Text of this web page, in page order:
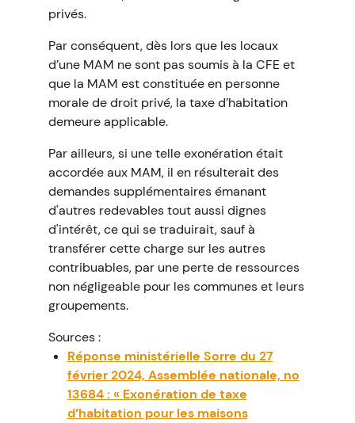
privés.
Par conséquent, dès lors que les locaux
d’une MAM ne sont pas soumis à la CFE et
que la MAM est constituée en personne
morale de droit privé, la taxe d’habitation
demeure applicable.
Par ailleurs, si une telle exonération était
accordée aux MAM, il en résulterait des
demandes supplémentaires émanant
d'autres redevables tout aussi dignes
d'intérêt, ce qui se traduirait, sauf à
transférer cette charge sur les autres
contribuables, par une perte de ressources
non négligeable pour les communes et leurs
groupements.
Sources :
Réponse ministérielle Sorre du 27
février 2024, Assemblée nationale, no
13684 : « Exonération de taxe
d’habitation pour les maisons